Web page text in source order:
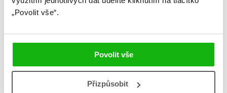
„Povolit vše“.
Povolit vše
Přizpůsobit
obrátí proti ní – a ona zůstává uprostřed davu sama,
všichni ostatní? Vezmou Stargirl na milost, když se začne
chovat „normálně“? A nepřijde tak o to, co na ní bylo
Americký roadtrip